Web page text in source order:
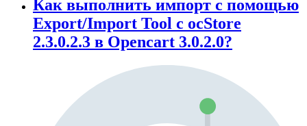
Как выполнить импорт с помощью
Export/Import Tool c ocStore
2.3.0.2.3 в Opencart 3.0.2.0?